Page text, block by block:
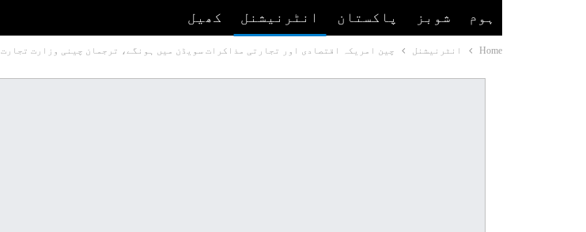
ہوم شوبز پاکستان انٹرنیشنل کھیل
Home انٹرنیشنل چین امریکہ اقتصادی اور تجارتی مذاکرات سویڈن میں ہونگے، ترجمان چینی وزارت تجارت